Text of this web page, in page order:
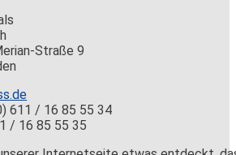
Straße 9
611 / 16 85 55 34
/ 16 85 55 35